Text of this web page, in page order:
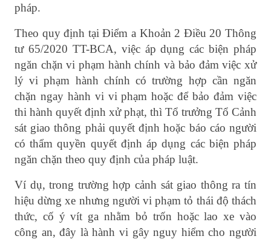
pháp.
Theo quy định tại Điểm a Khoản 2 Điều 20 Thông
tư 65/2020 TT-BCA, việc áp dụng các biện pháp
ngăn chặn vi phạm hành chính và bảo đảm việc xử
lý vi phạm hành chính có trường hợp cần ngăn
chặn ngay hành vi vi phạm hoặc để bảo đảm việc
thi hành quyết định xử phạt, thì Tổ trưởng Tổ Cảnh
sát giao thông phải quyết định hoặc báo cáo người
có thẩm quyền quyết định áp dụng các biện pháp
ngăn chặn theo quy định của pháp luật.
Ví dụ, trong trường hợp cảnh sát giao thông ra tín
hiệu dừng xe nhưng người vi phạm tỏ thái độ thách
thức, cố ý vít ga nhằm bỏ trốn hoặc lao xe vào
công an, đây là hành vi gây nguy hiểm cho người